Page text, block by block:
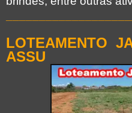
LOTEAMENTO
ASSU